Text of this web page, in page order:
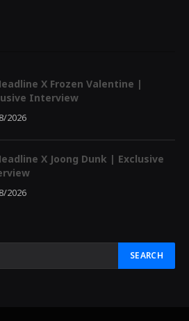
X Frozen Valentine |
Interview
2026
X Joong Dunk | Exclusive
2026